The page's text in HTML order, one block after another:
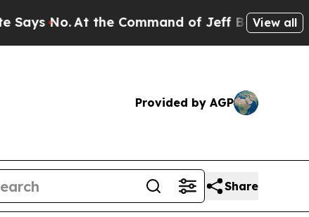
At the Command of Jeff Bezos, he View all
Provided by AGP
Share